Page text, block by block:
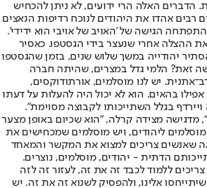
הדברים האלה הרי ידועים, לא ניתן להכחיש
ה־30 מצרים רבים אהדו את היהודים לנוכח רדיפות הנאצים
הגישה של 'האויב של אויבי הוא ידידי'.
ההצלה אחרי שנעצר בידי הגסטפו. כאסיר
יהודייה במשך שלוש שנים, בזמן שהגסטפו
זאת? הלמי גדל במצרים, שהיתה חברה
יש לנו מוסלמים, אורתודוקסים,
בהאים. הוא לא יכול היה להעלות על דעתו
בגלל השתייכותו לקבוצה מסוימת".
מדגישה מצידה קרלה, "הוא שכיום באופן מצער
ליהודים, ויש מוסלמים שמכחישים את
שאנשים צריכים למצוא את המקשר והמאחד
הדתית - יהודים, מוסלמים, נוצרים.
ללמוד לכבד זה את זה, לעזור זה לזה
שיתייחסו אלינו, ולהפסיק לשנוא זה את זה. יש